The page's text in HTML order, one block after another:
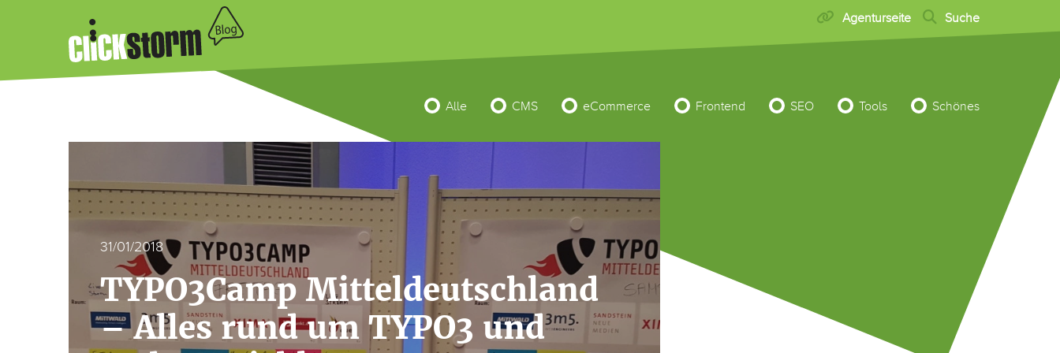
Agenturseite Suche
Alle CMS eCommerce Frontend SEO Tools Schönes
31/01/2018
TYPO3Camp Mitteldeutschland
– Alles rund um TYPO3 und